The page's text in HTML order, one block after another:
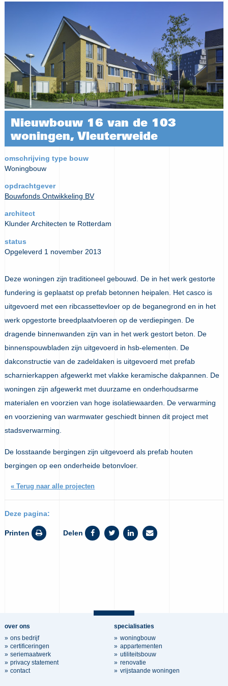
Nieuwbouw 16 van de 103
woningen, Vleuterweide
omschrijving type bouw
Woningbouw
opdrachtgever
Bouwfonds Ontwikkeling BV
architect
Klunder Architecten te Rotterdam
status
Opgeleverd 1 november 2013
Deze woningen zijn traditioneel gebouwd. De in het werk gestorte
fundering is geplaatst op prefab betonnen heipalen. Het casco is
uitgevoerd met een ribcassettevloer op de beganegrond en in het
werk opgestorte breedplaatvloeren op de verdiepingen. De
dragende binnenwanden zijn van in het werk gestort beton. De
binnenspouwbladen zijn uitgevoerd in hsb-elementen. De
dakconstructie van de zadeldaken is uitgevoerd met prefab
scharnierkappen afgewerkt met vlakke keramische dakpannen. De
woningen zijn afgewerkt met duurzame en onderhoudsarme
materialen en voorzien van hoge isolatiewaarden. De verwarming
en voorziening van warmwater geschiedt binnen dit project met
stadsverwarming.
De losstaande bergingen zijn uitgevoerd als prefab houten
bergingen op een onderheide betonvloer.
« Terug naar alle projecten
Deze pagina:
Printen Delen
over ons
ons bedrijf
certificeringen
seriemaatwerk
privacy statement
contact
specialisaties
woningbouw
appartementen
utiliteitsbouw
renovatie
vrijstaande woningen